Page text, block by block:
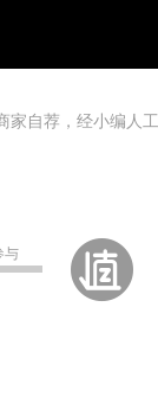
自荐，经小编人
与